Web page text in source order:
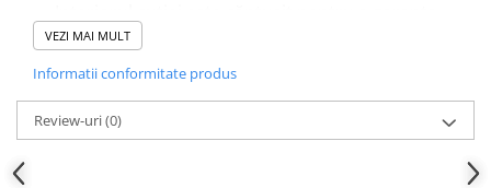
siguranța și stabilitatea sticlei în timpul
transportului. În plus, lemnul utilizat la fabricarea
impacturilor și modificărilor de temperatură.
Dacă dorești și alte schimbări în grafica acestui
VEZI MAI MULT
Informatii conformitate produs
Review-uri(0)